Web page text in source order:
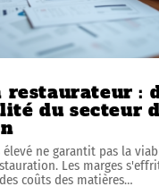
restaurateur :
du secteur
ne garantit pas la
Les marges
coûts des matières…